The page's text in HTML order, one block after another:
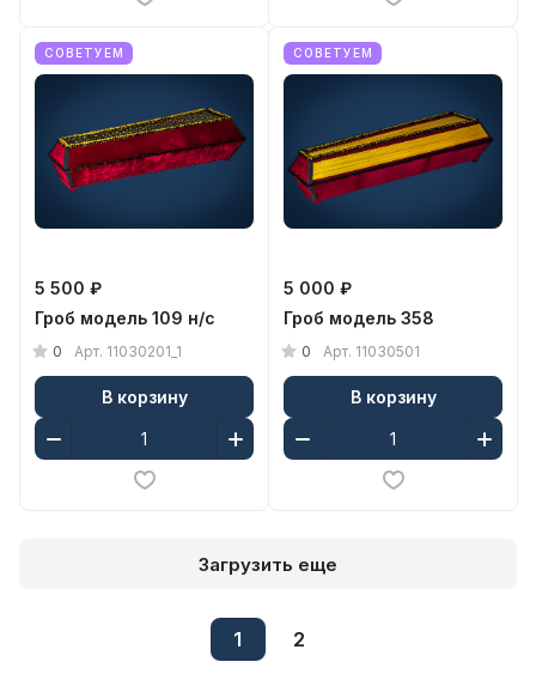
СОВЕТУЕМ
5 500 ₽
Гроб модель 109 н/с
0 Арт. 11030201_1
В корзину
СОВЕТУЕМ
5 000 ₽
Гроб модель 358
0 Арт. 11030501
В корзину
Загрузить еще
1 2